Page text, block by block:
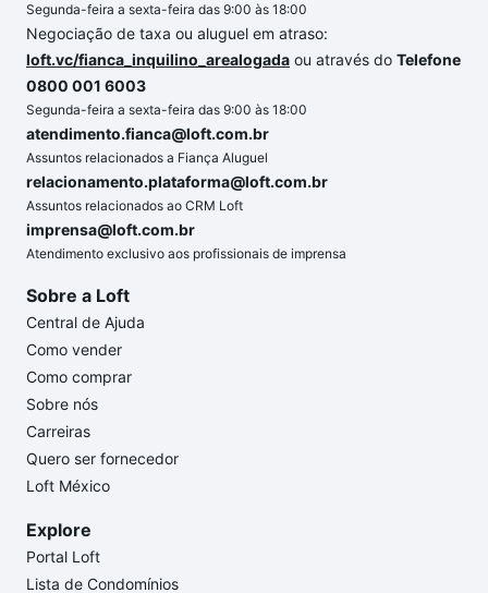
Segunda-feira a sexta-feira das 9:00 às 18:00
Negociação de taxa ou aluguel em atraso:
loft.vc/fianca_inquilino_arealogada ou através do Telefone
0800 001 6003
Segunda-feira a sexta-feira das 9:00 às 18:00
atendimento.fianca@loft.com.br
Assuntos relacionados a Fiança Aluguel
relacionamento.plataforma@loft.com.br
Assuntos relacionados ao CRM Loft
imprensa@loft.com.br
Atendimento exclusivo aos profissionais de imprensa
Sobre a Loft
Central de Ajuda
Como vender
Como comprar
Sobre nós
Carreiras
Quero ser fornecedor
Loft México
Explore
Portal Loft
Lista de Condomínios